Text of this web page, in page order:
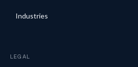
Industries
LEGAL